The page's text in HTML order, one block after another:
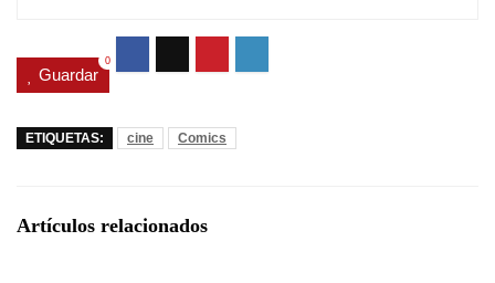
Guardar
0
ETIQUETAS: cine Comics
Artículos relacionados